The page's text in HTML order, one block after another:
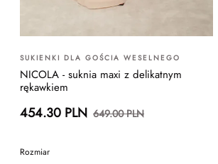
SUKIENKI DLA GOŚCIA WESELNEGO
NICOLA - suknia maxi z delikatnym
rękawkiem
454.30 PLN 649.00 PLN
Rozmiar